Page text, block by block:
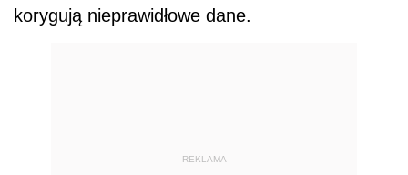
korygują nieprawidłowe dane.
REKLAMA